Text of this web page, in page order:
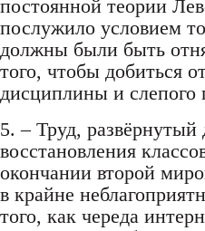
постоянной теории
послужило условием
должны были быть
того, чтобы добиться
дисциплины и слепого
5. – Труд, развёрнутый
восстановления
окончании второй
в крайне
того, как череда